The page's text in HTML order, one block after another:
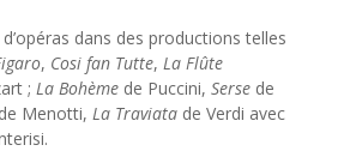
dans des productions telles
, Cosi fan Tutte, La Flûte
; La Bohèmede Puccini, Sersede
Menotti, La Traviatade Verdi avec